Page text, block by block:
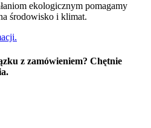
ekologicznym pomagamy
środowisko i klimat.
z zamówieniem? Chętnie